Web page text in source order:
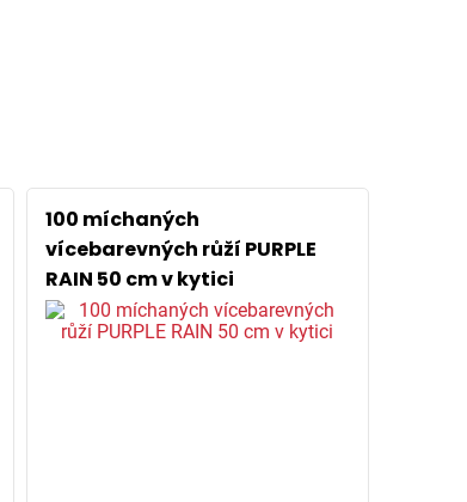
100 míchaných
vícebarevných růží PURPLE
RAIN 50 cm v kytici